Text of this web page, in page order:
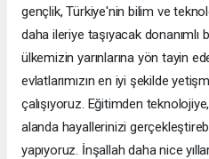
gençlik, Türkiye'nin bilim ve
daha ileriye taşıyacak donanımlı
ülkemizin yarınlarına yön tayin
evlatlarımızın en iyi şekilde
çalışıyoruz. Eğitimden
alanda hayallerinizi
yapıyoruz. İnşallah daha nice